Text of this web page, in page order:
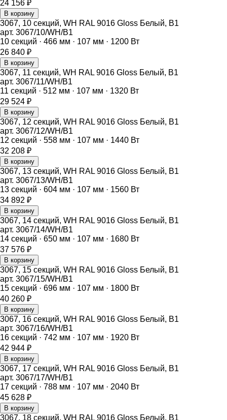
24 156 ₽
В корзину
3067, 10 секций, WH RAL 9016 Gloss Белый, B1
арт. 3067/10/WH/B1
10 секций · 466 мм · 107 мм · 1200 Вт
26 840 ₽
В корзину
3067, 11 секций, WH RAL 9016 Gloss Белый, B1
арт. 3067/11/WH/B1
11 секций · 512 мм · 107 мм · 1320 Вт
29 524 ₽
В корзину
3067, 12 секций, WH RAL 9016 Gloss Белый, B1
арт. 3067/12/WH/B1
12 секций · 558 мм · 107 мм · 1440 Вт
32 208 ₽
В корзину
3067, 13 секций, WH RAL 9016 Gloss Белый, B1
арт. 3067/13/WH/B1
13 секций · 604 мм · 107 мм · 1560 Вт
34 892 ₽
В корзину
3067, 14 секций, WH RAL 9016 Gloss Белый, B1
арт. 3067/14/WH/B1
14 секций · 650 мм · 107 мм · 1680 Вт
37 576 ₽
В корзину
3067, 15 секций, WH RAL 9016 Gloss Белый, B1
арт. 3067/15/WH/B1
15 секций · 696 мм · 107 мм · 1800 Вт
40 260 ₽
В корзину
3067, 16 секций, WH RAL 9016 Gloss Белый, B1
арт. 3067/16/WH/B1
16 секций · 742 мм · 107 мм · 1920 Вт
42 944 ₽
В корзину
3067, 17 секций, WH RAL 9016 Gloss Белый, B1
арт. 3067/17/WH/B1
17 секций · 788 мм · 107 мм · 2040 Вт
45 628 ₽
В корзину
3067, 18 секций, WH RAL 9016 Gloss Белый, B1